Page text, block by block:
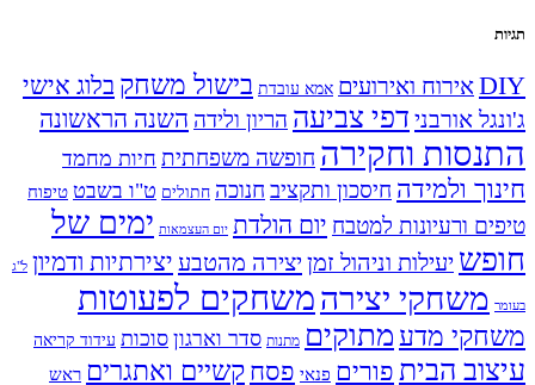
תגיות
DIYאירוח ואירועים אמא עובדת בישול משחק בלוג אישי
ג'ונגל אורבני דפי צביעה הריון ולידה השנה הראשונה
התנסות וחקירה חופשה משפחתית חיות מחמד
חינוך ולמידה חיסכון ותקציב חנוכה חתולים ט"ו בשבט טיפוח
טיפים ורעיונות למטבח יום הולדת יום העצמאות ימים של
חופש יעילות וניהול זמן יצירה מהטבע יצירתיות ודמיון ל"ג
בעומר משחקי יצירהמשחקים לפעוטות
משחקי מדע מתוקים מתנות סדר וארגון סוכות עידוד קריאה
עיצוב הבית פורים פנאי פסח קשיים ואתגרים ראש